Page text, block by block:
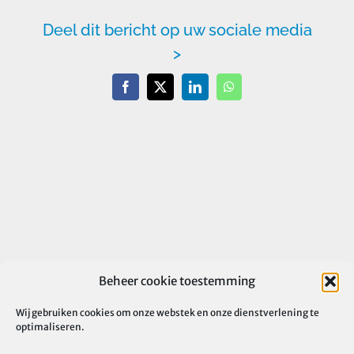
Beheer cookie toestemming
Wij gebruiken cookies om onze webstek en onze dienstverlening te
optimaliseren.
Deel dit bericht op uw sociale media
>
Facebook
X LinkedInWhatsApp